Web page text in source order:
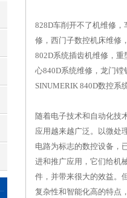
828D车削开不了机维修
修，西门子数控机床维修
802D系统插齿机维修，
心840D系统维修，龙门
SINUMERIK 840D数控系
随着电子技术和自动化技
应用越来越广泛。以微处
电路为标志的数控设备，
进和推广应用，它们给机
件，并带来很大的效益。
复杂性和智能化高的特点